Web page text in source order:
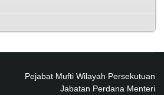
Pejabat Mufti Wilayah Persekutuan
Jabatan Perdana Menteri